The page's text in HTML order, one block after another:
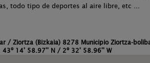
todo tipo de deportes al aire libre, etc ...
/ Ziortza (Bizkaia) 8278 Municipio Ziortza-
43º 14' 58.97'' N / 2º 32' 58.96'' W